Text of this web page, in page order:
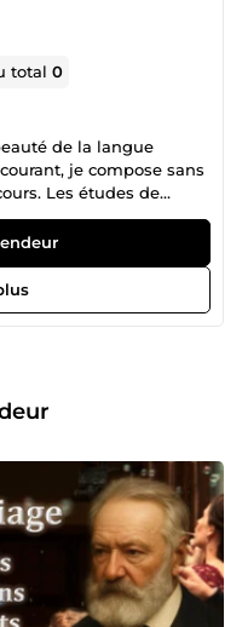
total0
de la langue
je compose sans
Les études de
en théorie une bonne
en orthographe et
de nos anciens, ces
pour ennoblir notre
idées. Je souhaiterais
Puissiez-vous avoir
car j'en suis